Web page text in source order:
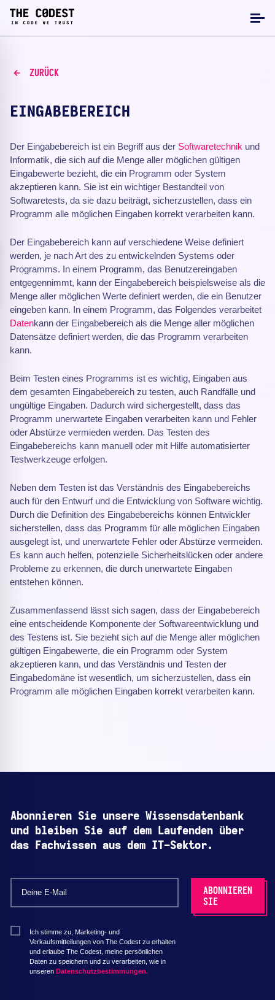
ZURÜCK
EINGABEBEREICH
Der Eingabebereich ist ein Begriff aus der Softwaretechnik und
Informatik, die sich auf die Menge aller möglichen gültigen
Eingabewerte bezieht, die ein Programm oder System
akzeptieren kann. Sie ist ein wichtiger Bestandteil von
Softwaretests, da sie dazu beiträgt, sicherzustellen, dass ein
Programm alle möglichen Eingaben korrekt verarbeiten kann.
Der Eingabebereich kann auf verschiedene Weise definiert
werden, je nach Art des zu entwickelnden Systems oder
Programms. In einem Programm, das Benutzereingaben
entgegennimmt, kann der Eingabebereich beispielsweise als die
Menge aller möglichen Werte definiert werden, die ein Benutzer
eingeben kann. In einem Programm, das Folgendes verarbeitet
Datenkann der Eingabebereich als die Menge aller möglichen
Datensätze definiert werden, die das Programm verarbeiten
kann.
Beim Testen eines Programms ist es wichtig, Eingaben aus
dem gesamten Eingabebereich zu testen, auch Randfälle und
ungültige Eingaben. Dadurch wird sichergestellt, dass das
Programm unerwartete Eingaben verarbeiten kann und Fehler
oder Abstürze vermieden werden. Das Testen des
Eingabebereichs kann manuell oder mit Hilfe automatisierter
Testwerkzeuge erfolgen.
Neben dem Testen ist das Verständnis des Eingabebereichs
auch für den Entwurf und die Entwicklung von Software wichtig.
Durch die Definition des Eingabebereichs können Entwickler
sicherstellen, dass das Programm für alle möglichen Eingaben
ausgelegt ist, und unerwartete Fehler oder Abstürze vermeiden.
Es kann auch helfen, potenzielle Sicherheitslücken oder andere
Probleme zu erkennen, die durch unerwartete Eingaben
entstehen können.
Zusammenfassend lässt sich sagen, dass der Eingabebereich
eine entscheidende Komponente der Softwareentwicklung und
des Testens ist. Sie bezieht sich auf die Menge aller möglichen
gültigen Eingabewerte, die ein Programm oder System
akzeptieren kann, und das Verständnis und Testen der
Eingabedomäne ist wesentlich, um sicherzustellen, dass ein
Programm alle möglichen Eingaben korrekt verarbeiten kann.
Abonnieren Sie unsere Wissensdatenbank
und bleiben Sie auf dem Laufenden über
das Fachwissen aus dem IT-Sektor.
Ich stimme zu, Marketing- und
Verkaufsmitteilungen von The Codest zu erhalten
und erlaube The Codest, meine persönlichen
Daten zu speichern und zu verarbeiten, wie in
unseren Datenschutzbestimmungen.